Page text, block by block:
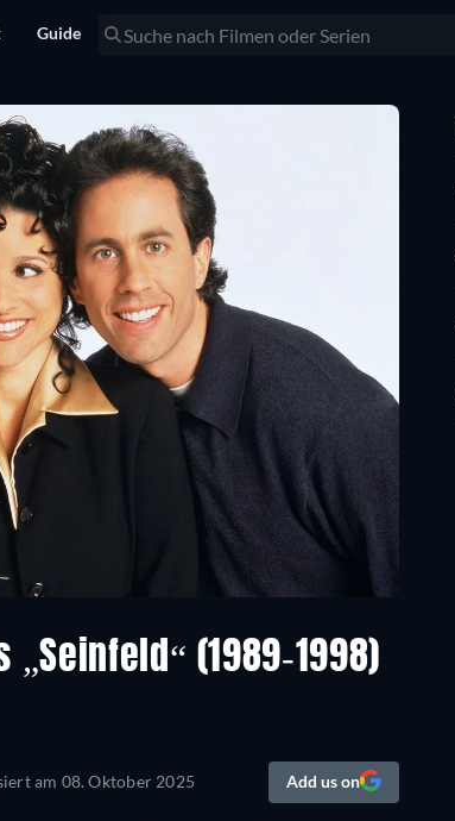
Guide
(1989-1998)
am 08. Oktober 2025 Add us on